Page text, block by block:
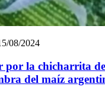
08/2024
por la chicharrita
del maíz